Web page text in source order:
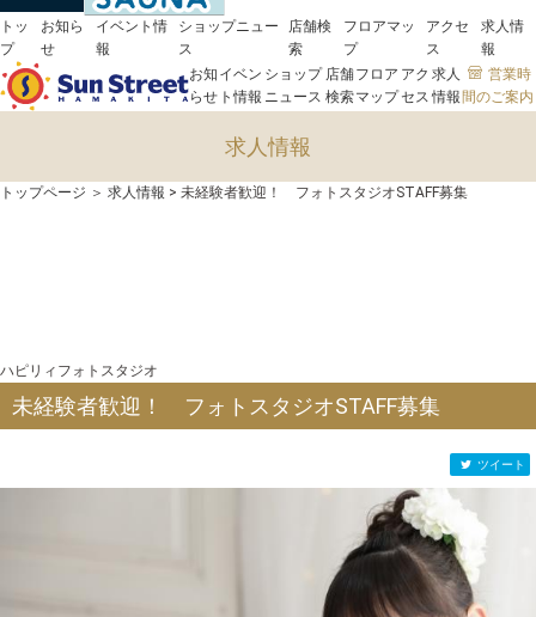
トッ
プ
お知ら
せ
イベント情
報
ショップニュー
ス
店舗検
索
フロアマッ
プ
アクセ
ス
求人情
報
お知
らせ
イベン
ト情報
ショップ
ニュース
店舗
検索
フロア
マップ
アク
セス
求人
情報
営業時
間のご案内
求人情報
トップページ ＞ 求人情報 > 未経験者歓迎！ フォトスタジオSTAFF募集
ハピリィフォトスタジオ
未経験者歓迎！ フォトスタジオSTAFF募集
ツイート